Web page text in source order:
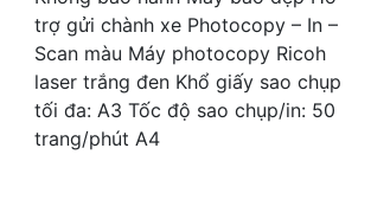
trợ gửi chành xe Photocopy – In –
Scan màu Máy photocopy Ricoh
laser trắng đen Khổ giấy sao chụp
tối đa: A3 Tốc độ sao chụp/in: 50
trang/phút A4